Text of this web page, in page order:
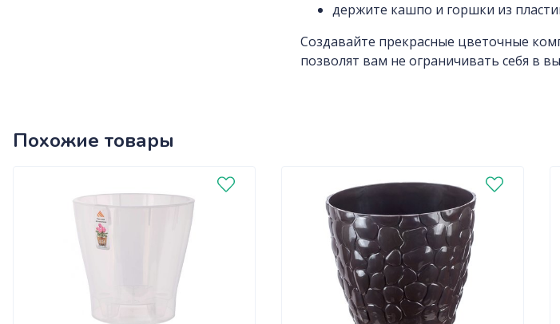
держите кашпо и горшки из
Создавайте прекрасные цветочные
позволят вам не ограничивать себя в
Похожие товары